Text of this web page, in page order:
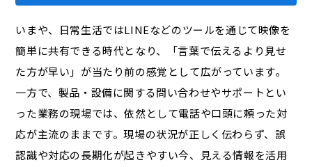
いまや、日常生活ではLINEなどのツールを通じて映像を
簡単に共有できる時代となり、「言葉で伝えるより見せ
た方が早い」が当たり前の感覚として広がっています。
一方で、製品・設備に関する問い合わせやサポートとい
った業務の現場では、依然として電話や口頭に頼った対
応が主流のままです。現場の状況が正しく伝わらず、誤
認識や対応の長期化が起きやすい今、見える情報を活用